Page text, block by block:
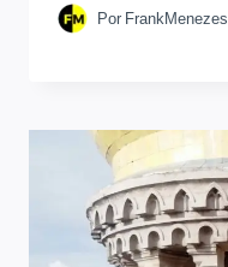
Por FrankMenezes